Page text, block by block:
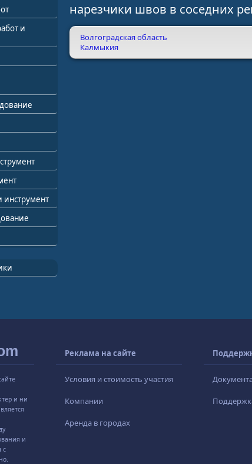
и
инструмент
нарезчики швов в соседних
Волгоградская область
Калмыкия
и ни
и
с
Реклама на сайте
Условия и стоимость участия
Компании
Аренда в городах